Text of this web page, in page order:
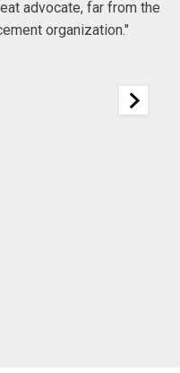
advocate, far from the
organization."